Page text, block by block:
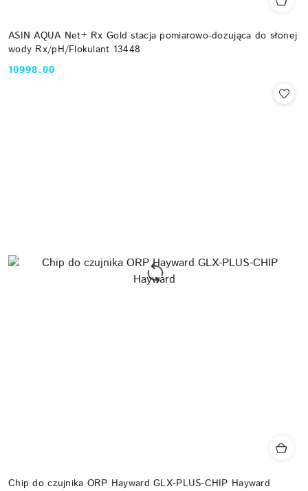
ASIN AQUA Net+ Rx Gold stacja pomiarowo-dozująca do słonej
wody Rx/pH/Flokulant 13448
Cena:
10998.00
Chip do czujnika ORP Hayward GLX-PLUS-CHIP Hayward